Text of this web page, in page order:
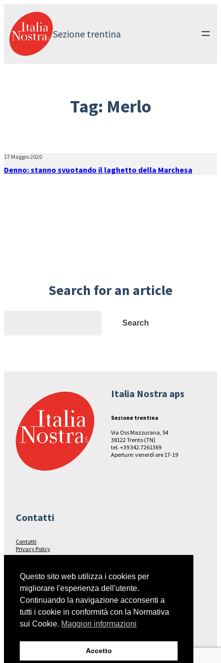
contenuto
Sezione trentina
Tag: Merlo
17 Maggio 2020
Denno: stanno svuotando il laghetto della Marchesa
Search for an article
Search
Italia Nostra aps
Sezione trentina
Via Oss Mazzurana, 54
38122 Trento (TN)
tel. +39 342.7261369
Aperture: venerdì ore 17-19
Contatti
Contatti
Privacy Policy
Seguici su…
Facebook
Italia Nostra – Sito Nazionale
Questo sito web utilizza i cookies per
migliorare l'esperienza dell'utente.
Continuando la navigazione acconsenti a
tutti i cookie in conformità con la Normativa
sui Cookie. Maggiori informazioni
Accetto